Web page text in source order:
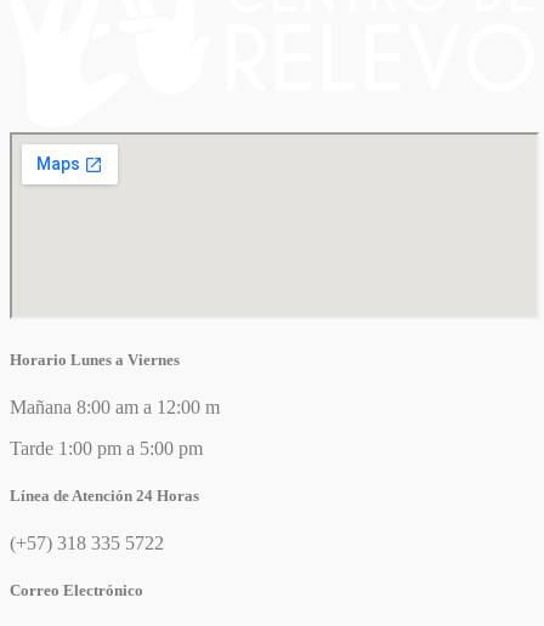
Horario Lunes a Viernes
Mañana 8:00 am a 12:00 m
Tarde 1:00 pm a 5:00 pm
Línea de Atención 24 Horas
(+57) 318 335 5722
Correo Electrónico